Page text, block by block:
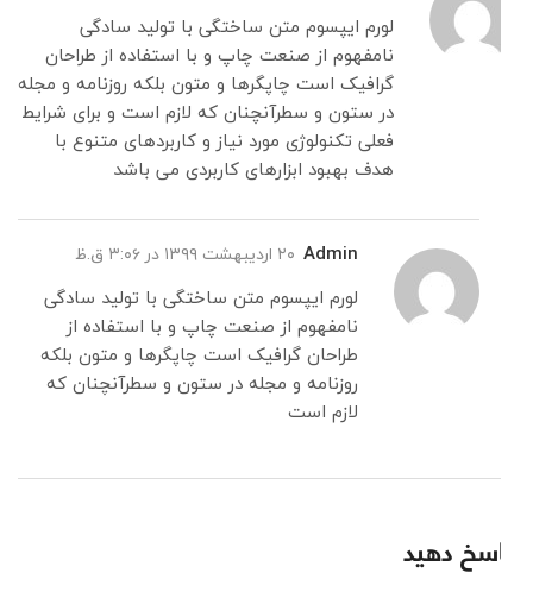
لورم ایپسوم متن ساختگی با تولید سادگی
نامفهوم از صنعت چاپ و با استفاده از طراحان
گرافیک است چاپگرها و متون بلکه روزنامه و مجله
در ستون و سطرآنچنان که لازم است و برای شرایط
فعلی تکنولوژی مورد نیاز و کاربردهای متنوع با
هدف بهبود ابزارهای کاربردی می باشد
Admin ۲۰ اردیبهشت ۱۳۹۹ در ۳:۰۶ ق.ظ
لورم ایپسوم متن ساختگی با تولید سادگی
نامفهوم از صنعت چاپ و با استفاده از
طراحان گرافیک است چاپگرها و متون بلکه
روزنامه و مجله در ستون و سطرآنچنان که
لازم است
پاسخ دهید